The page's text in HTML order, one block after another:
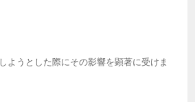
ようとした際にその影響を顕著に受けま